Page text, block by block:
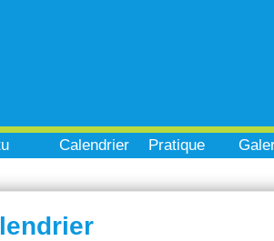
Calendrier Pratique